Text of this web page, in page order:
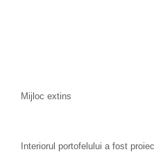
Mijloc extins
Interiorul portofelului a fost